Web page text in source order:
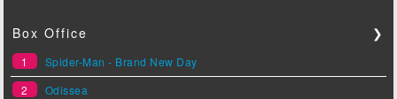
Box Office ❯
1
Spider-Man - Brand New Day
2
Odissea